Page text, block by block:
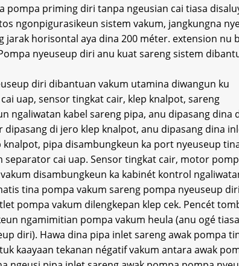
pompa priming diri tanpa ngeusian cai tiasa
ngonpigurasikeun sistem vakum, jangkungna
jarak horisontal aya dina 200 méter. extension nu
nyeuseup diri anu kuat sareng sistem
diri dibantuan vakum utamina diwangun ku
uap, sensor tingkat cair, klep knalpot, sareng
ngaliwatan kabel sareng pipa, anu dipasang dina
di jero klep knalpot, anu dipasang dina
pipa disambungkeun ka port nyeuseup
cai uap. Sensor tingkat cair, motor
disambungkeun ka kabinét kontrol
tina pompa vakum sareng pompa nyeuseup diri
pompa vakum dilengkepan klep cek. Pencét
ngamimitian pompa vakum heula (anu ogé
diri). Hawa dina pipa inlet sareng awak pompa
kaayaan tekanan négatif vakum antara awak